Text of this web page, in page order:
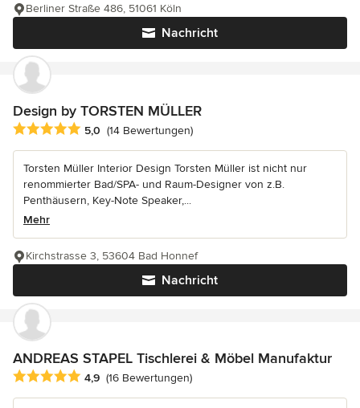
Nachricht
Berliner Straße 486, 51061 Köln
Design by TORSTEN MÜLLER
Durchschnittliche Bewertung: 5 von 5 Sternen
5,0 (14 Bewertungen)
Torsten Müller Interior Design Torsten Müller ist nicht nur
renommierter Bad/SPA- und Raum-Designer von z.B.
Penthäusern, Key-Note Speaker,...
Mehr
Nachricht
Kirchstrasse 3, 53604 Bad Honnef
ANDREAS STAPEL Tischlerei & Möbel Manufaktur
Durchschnittliche Bewertung: 4.9 von 5 Sternen
4,9 (16 Bewertungen)